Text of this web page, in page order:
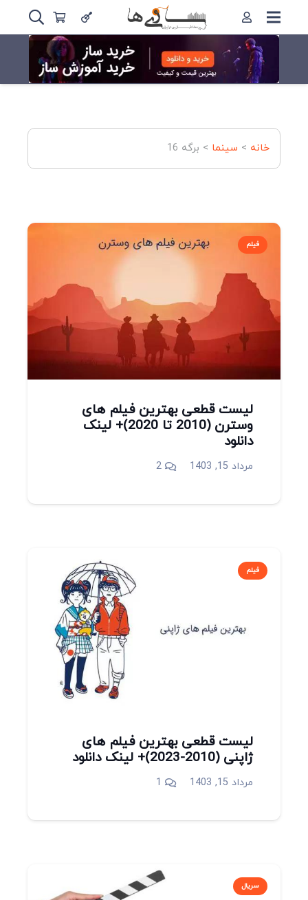
خانه > سینما > برگه 16
فیلم
لیست قطعی بهترین فیلم های
وسترن (2010 تا 2020)+ لینک
دانلود
مرداد 15, 1403 2دیدگاه
فیلم
لیست قطعی بهترین فیلم های
ژاپنی (2010-2023)+ لینک دانلود
مرداد 15, 1403 1
سریال